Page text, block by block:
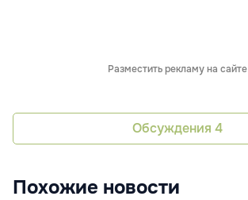
Разместить рекламу на сайте
Обсуждения 4
Похожие новости